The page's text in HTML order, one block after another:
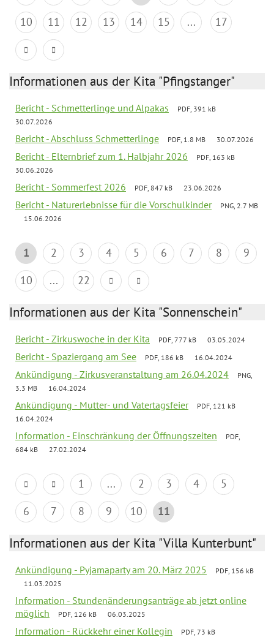
10
11 12 13 14 15 ... 17
Informationen aus der Kita "Pfingstanger"
Bericht - Schmetterlinge und Alpakas
PDF, 391 kB
30.07.2026
Bericht - Abschluss Schmetterlinge PDF, 1.8 MB 30.07.2026
Bericht - Elternbrief zum 1. Halbjahr 2026
PDF, 163 kB
30.06.2026
Bericht - Sommerfest 2026 PDF, 847 kB 23.06.2026
Bericht - Naturerlebnisse für die Vorschulkinder
PNG, 2.7 MB
15.06.2026
1 2 3 4 5 6 7 8
9
10
... 22
Informationen aus der Kita "Sonnenschein"
Bericht - Zirkuswoche in der Kita PDF, 777 kB 03.05.2024
Bericht - Spaziergang am See PDF, 186 kB 16.04.2024
Ankündigung - Zirkusveranstaltung am 26.04.2024
PNG,
3.3 MB
16.04.2024
Ankündigung - Mutter- und Vatertagsfeier
PDF, 121 kB
16.04.2024
Information - Einschränkung der Öffnungszeiten
PDF,
684 kB
27.02.2024
1 ... 2 3 4
5
6
7 8 9 10 11
Informationen aus der Kita "Villa Kunterbunt"
Ankündigung - Pyjamaparty am 20. März 2025
PDF, 156 kB
11.03.2025
Information - Stundenänderungsanträge ab jetzt online
möglich
PDF, 126 kB 06.03.2025
Information - Rückkehr einer Kollegin PDF, 73 kB